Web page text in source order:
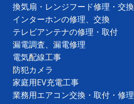
換気扇・レンジフード修理・交換
インターホンの修理、交換
テレビアンテナの修理・取付
漏電調査、漏電修理
電気配線工事
防犯カメラ
家庭用EV充電工事
業務用エアコン交換・取付・修理